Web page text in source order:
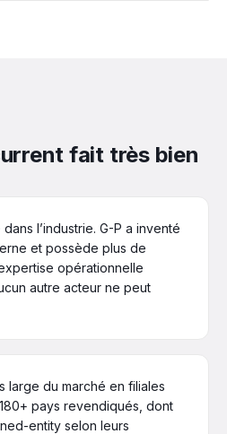
fait très bien
l’industrie. G-P a inventé
et possède plus de
opérationnelle
autre acteur ne peut
large du marché en filiales
pays revendiqués, dont
entity selon leurs